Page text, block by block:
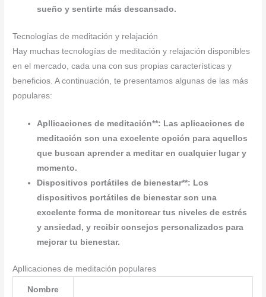
sueño y sentirte más descansado.
Tecnologías de meditación y relajación
Hay muchas tecnologías de meditación y relajación disponibles
en el mercado, cada una con sus propias características y
beneficios. A continuación, te presentamos algunas de las más
populares:
Apllicaciones de meditación**: Las aplicaciones de
meditación son una excelente opción para aquellos
que buscan aprender a meditar en cualquier lugar y
momento.
Dispositivos portátiles de bienestar**: Los
dispositivos portátiles de bienestar son una
excelente forma de monitorear tus niveles de estrés
y ansiedad, y recibir consejos personalizados para
mejorar tu bienestar.
Apllicaciones de meditación populares
Nombre